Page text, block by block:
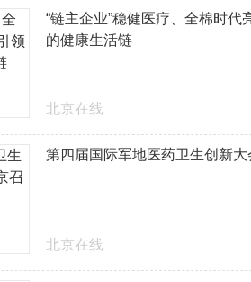
“链主企业”稳健医疗、全棉时
的健康生活链
北京在线
第四届国际军地医药卫生创新
北京在线